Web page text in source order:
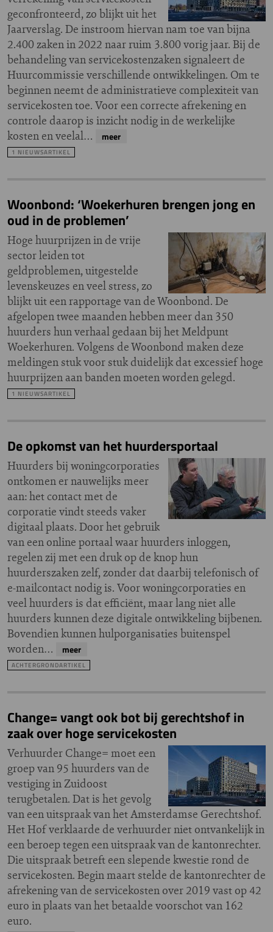
geconfronteerd, zo blijkt uit het
Jaarverslag. De instroom hiervan nam toe van bijna
2.400 zaken in 2022 naar ruim 3.800 vorig jaar. Bij de
behandeling van servicekostenzaken signaleert de
Huurcommissie verschillende ontwikkelingen. Om te
beginnen neemt de administratieve complexiteit van
servicekosten toe. Voor een correcte afrekening en
controle daarop is inzicht nodig in de werkelijke
kosten en veelal…
meer
1 NIEUWSARTIKEL
Woonbond: ‘Woekerhuren brengen jong en
oud in de problemen’
Hoge huurprijzen in de vrije
sector leiden tot
geldproblemen, uitgestelde
levenskeuzes en veel stress, zo
blijkt uit een rapportage van de Woonbond. De
afgelopen twee maanden hebben meer dan 350
huurders hun verhaal gedaan bij het Meldpunt
Woekerhuren. Volgens de Woonbond maken deze
meldingen stuk voor stuk duidelijk dat excessief hoge
huurprijzen aan banden moeten worden gelegd.
1 NIEUWSARTIKEL
De opkomst van het huurdersportaal
Huurders bij woningcorporaties
ontkomen er nauwelijks meer
aan: het contact met de
corporatie vindt steeds vaker
digitaal plaats. Door het gebruik
van een online portaal waar huurders inloggen,
regelen zij met een druk op de knop hun
huurderszaken zelf, zonder dat daarbij telefonisch of
e-mailcontact nodig is. Voor woningcorporaties en
veel huurders is dat efficiënt, maar lang niet alle
huurders kunnen deze digitale ontwikkeling bijbenen.
Bovendien kunnen hulporganisaties buitenspel
worden…
meer
ACHTERGRONDARTIKEL
Change= vangt ook bot bij gerechtshof in
zaak over hoge servicekosten
Verhuurder Change= moet een
groep van 95 huurders van de
vestiging in Zuidoost
terugbetalen. Dat is het gevolg
van een uitspraak van het Amsterdamse Gerechtshof.
Het Hof verklaarde de verhuurder niet ontvankelijk in
een beroep tegen een uitspraak van de kantonrechter.
Die uitspraak betreft een slepende kwestie rond de
servicekosten. Begin maart stelde de kantonrechter de
afrekening van de servicekosten over 2019 vast op 42
euro in plaats van het betaalde voorschot van 162
euro.